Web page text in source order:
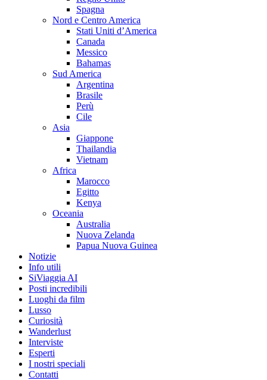
Spagna
Nord e Centro America
Stati Uniti d’America
Canada
Messico
Bahamas
Sud America
Argentina
Brasile
Perù
Cile
Asia
Giappone
Thailandia
Vietnam
Africa
Marocco
Egitto
Kenya
Oceania
Australia
Nuova Zelanda
Papua Nuova Guinea
Notizie
Info utili
SiViaggia AI
Posti incredibili
Luoghi da film
Lusso
Curiosità
Wanderlust
Interviste
Esperti
I nostri speciali
Contatti